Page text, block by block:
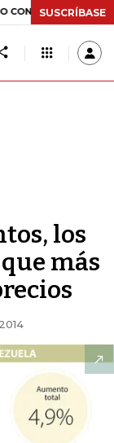
29,66% +0,87%
SUSCRÍBASE
los
más